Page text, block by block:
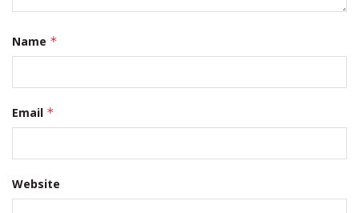
Name *
Email *
Website